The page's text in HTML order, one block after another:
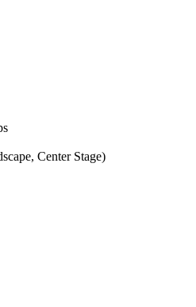
Center Stage)